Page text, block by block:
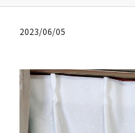
2023/06/05